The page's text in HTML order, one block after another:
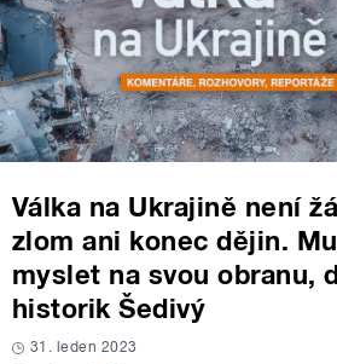
Válka na Ukrajině není
zlom ani konec dějin.
myslet na svou obranu,
historik Šedivý
31. leden 2023